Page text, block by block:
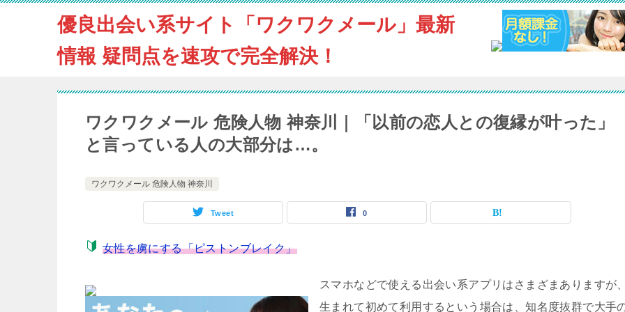
優良出会い系サイト「ワクワクメール」最新
情報 疑問点を速攻で完全解決！
ワクワクメール 危険人物 神奈川｜「以前の恋人との復縁が叶った」
と言っている人の大部分は…。
ワクワクメール 危険人物 神奈川
Tweet 0
女性を虜にする「ピストンブレイク」
スマホなどで使える出会い系アプリはさまざまありますが
生まれて初めて利用するという場合は、知名度抜群で大手